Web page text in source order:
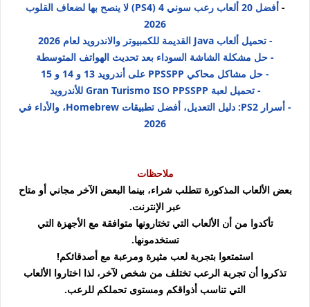
-
أفضل 20 ألعاب رعب سوني 4 (PS4) لا ينصح بها لضعاف القلوب
2026
- تحميل ألعاب Java القديمة للكمبيوتر والاندرويد لعام 2026
- حل مشكلة الشاشة السوداء بعد تحديث الهواتف المتوسطة
- حل مشاكل محاكي PPSSPP على أندرويد 13 و 14 و 15
- تحميل لعبة Gran Turismo ISO PPSSPP للأندرويد
-
أسرار PS2: دليل التعديل، أفضل تطبيقات Homebrew، والأداء في
2026
ملاحظات
بعض الألعاب المذكورة تتطلب شراء، بينما البعض الآخر مجاني أو متاح
عبر الإنترنت.
تأكدوا من أن الألعاب التي تختارونها متوافقة مع الأجهزة التي
تستخدمونها.
استمتعوا بتجربة لعب مثيرة ومرعبة مع أصدقائكم!
تذكروا أن تجربة الرعب تختلف من شخص لآخر، لذا اختاروا الألعاب
التي تناسب أذواقكم ومستوى تحملكم للرعب.